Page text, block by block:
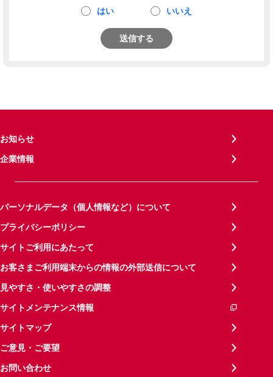
はい いいえ
送信する
お知らせ
企業情報
パーソナルデータ（個人情報など）について
プライバシーポリシー
サイトご利用にあたって
お客さまご利用端末からの情報の外部送信について
見やすさ・使いやすさの調整
サイトメンテナンス情報
サイトマップ
ご意見・ご要望
お問い合わせ